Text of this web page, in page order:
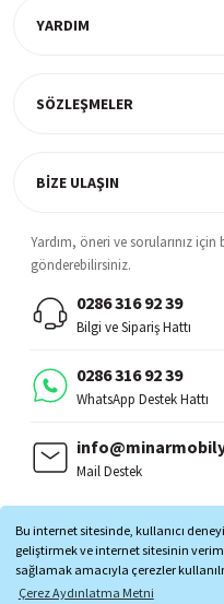
Bu internet sitesinde, kullanıcı
geliştirmek ve internet sitesinin
sağlamak amacıyla çerezler
Çerez Aydınlatma Metni
YARDIM
SÖZLEŞMELER
BİZE ULAŞIN
Yardım, öneri ve sorularınız
gönderebilirsiniz.
0286 316 92 39
Bilgi ve Sipariş Hattı
0286 316 92 39
WhatsApp Destek Hattı
Mail Destek
MOBİL UYGULAMALAR: